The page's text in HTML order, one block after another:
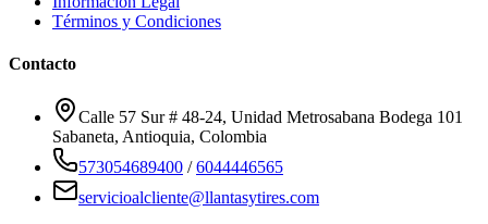
Términos y Condiciones
Contacto
Calle 57 Sur # 48-24, Unidad Metrosabana Bodega 101
Sabaneta, Antioquia, Colombia
573054689400 /6044446565
servicioalcliente@llantasytires.com